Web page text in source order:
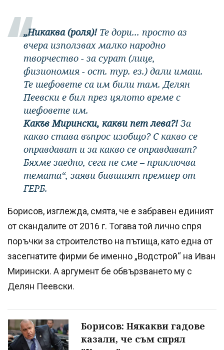
„Никаква (роля)! Те дори... просто аз
вчера използвах малко народно
творчество - за сурат (лице,
физиономия - ост. тур. ез.) дали имаш.
Те шефовете са им били там. Делян
Пеевски е бил през цялото време с
шефовете им.
Какъв Мирински, какви пет лева?!За
какво става въпрос изобщо? С какво се
оправдават и за какво се оправдават?
Бяхме заедно, сега не сме – приключва
темата“, заяви бившият премиер от
ГЕРБ.
Борисов, изглежда, смята, че е забравен единият
от скандалите от 2016 г. Тогава той лично спря
поръчки за строителство на пътища, като една от
засегнатите фирми бе именно „Водстрой“ на Иван
Мирински. А аргумент бе обвързването му с
Делян Пеевски.
Борисов: Някакви гадове
казали, че съм спрял